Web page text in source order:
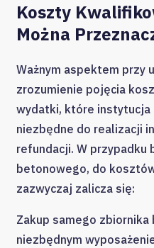
Koszty
Można
Ważnym aspektem przy
zrozumienie pojęcia
wydatki, które instytucja
niezbędne do realizacji
refundacji. W przypadku
betonowego, do
zazwyczaj zalicza się:
Zakup samego
niezbędnym